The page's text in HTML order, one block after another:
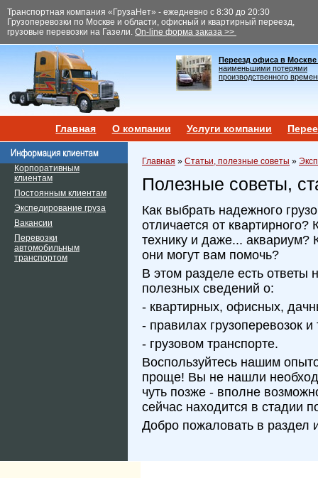
Транспортная компания «ГрузаНет» - ежедневно с 8:30 до 20:30
Грузоперевозки по Москве и области, офисный и квартирный переезд,
грузовые перевозки на Газели. On-line форма заказа >>
Переезд офиса в Москве
наименьшими потерями
производственного
Главная О компании Услуги компании
Корпоративным
клиентам
Постоянным клиентам
Экспедирование груза
Вакансии
Перевозки
автомобильным
транспортом
Главная » Статьи, полезные советы »
Полезные советы,
Как выбрать надежного
отличается от
технику и даже... аквариум?
они могут вам помочь?
В этом разделе есть ответы
полезных сведений о:
- квартирных, офисных,
- правилах грузоперевозок и
- грузовом транспорте.
Воспользуйтесь нашим
проще! Вы не нашли
чуть позже - вполне
сейчас находится в стадии
Добро пожаловать в раздел